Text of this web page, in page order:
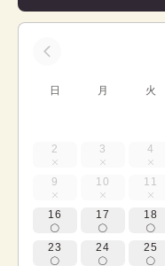
日 月 火
2 3 4
9 10 11
16 17 18
23 24 25